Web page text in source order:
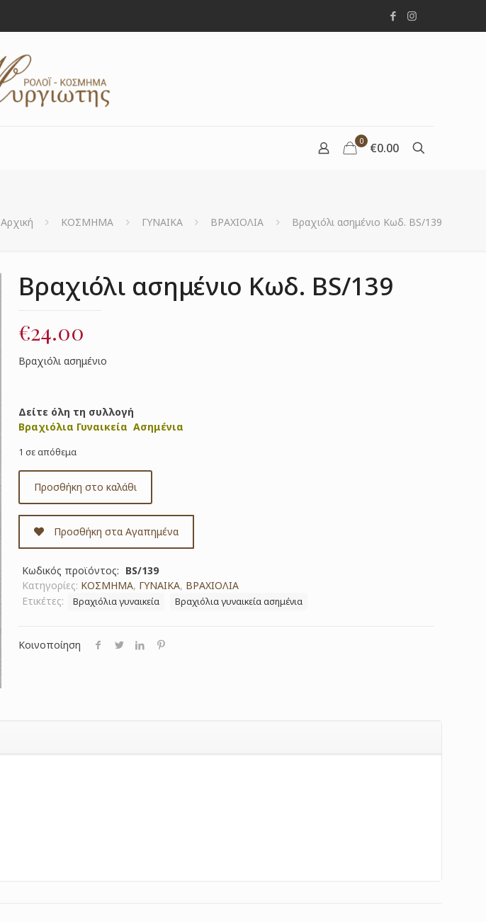
0 €0.00
Αρχική ΚΟΣΜΗΜΑ ΓΥΝΑΙΚΑ ΒΡΑΧΙΟΛΙΑ Βραχιόλι ασημένιο Κωδ. BS/139
Βραχιόλι ασημένιο Κωδ. BS/139
€24.00
Βραχιόλι ασημένιο
Δείτε όλη τη συλλογή
Βραχιόλια Γυναικεία Ασημένια
1 σε απόθεμα
Προσθήκη στο καλάθι
Προσθήκη στα Αγαπημένα
Κωδικός προϊόντος: BS/139
Κατηγορίες: ΚΟΣΜΗΜΑ, ΓΥΝΑΙΚΑ, ΒΡΑΧΙΟΛΙΑ
Ετικέτες:
Βραχιόλια γυναικεία Βραχιόλια γυναικεία ασημένια
Κοινοποίηση